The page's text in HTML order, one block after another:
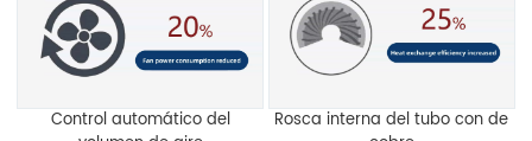
Control automático del
Rosca interna del tubo con de